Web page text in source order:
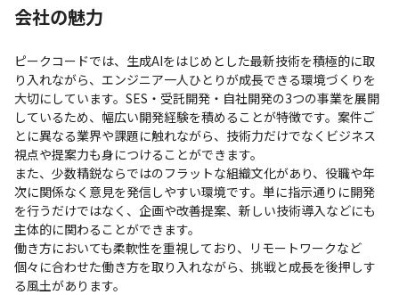
会社の魅力
ピークコードでは、生成AIをはじめとした最新技術を積極的に取
り入れながら、エンジニア一人ひとりが成長できる環境づくりを
大切にしています。SES・受託開発・自社開発の3つの事業を展開
しているため、幅広い開発経験を積めることが特徴です。案件ご
とに異なる業界や課題に触れながら、技術力だけでなくビジネス
視点や提案力も身につけることができます。
また、少数精鋭ならではのフラットな組織文化があり、役職や年
次に関係なく意見を発信しやすい環境です。単に指示通りに開発
を行うだけではなく、企画や改善提案、新しい技術導入などにも
主体的に関わることができます。
働き方においても柔軟性を重視しており、リモートワークなど
個々に合わせた働き方を取り入れながら、挑戦と成長を後押しす
る風土があります。